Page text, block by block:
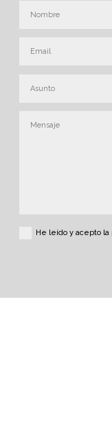
He leído y acepto